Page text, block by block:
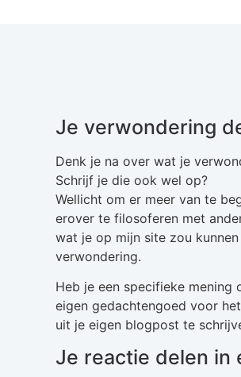
Je verwondering
Denk je na over wat je
Schrijf je die ook wel op?
Wellicht om er meer van te
erover te filosoferen met
wat je op mijn site zou
verwondering.
Heb je een specifieke
eigen gedachtengoed voor
uit je eigen blogpost te
Je reactie delen in